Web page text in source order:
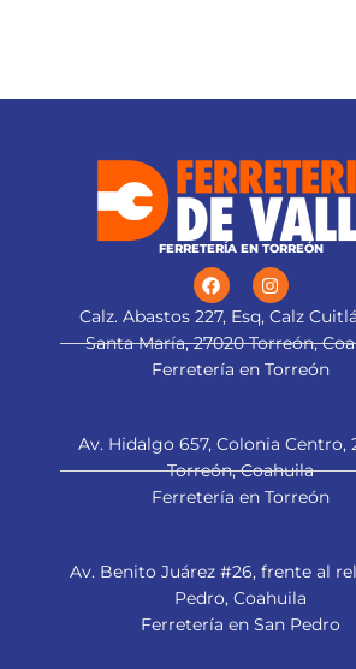
FERRETERÍA EN TORREÓN
Calz. Abastos 227, Esq, Calz
Santa María, 27020 Torreón,
Ferretería en Torreón
Av. Hidalgo 657, Colonia Centro,
Torreón, Coahuila
Ferretería en Torreón
Av. Benito Juárez #26, frente al
Pedro, Coahuila
Ferretería en San Pedro